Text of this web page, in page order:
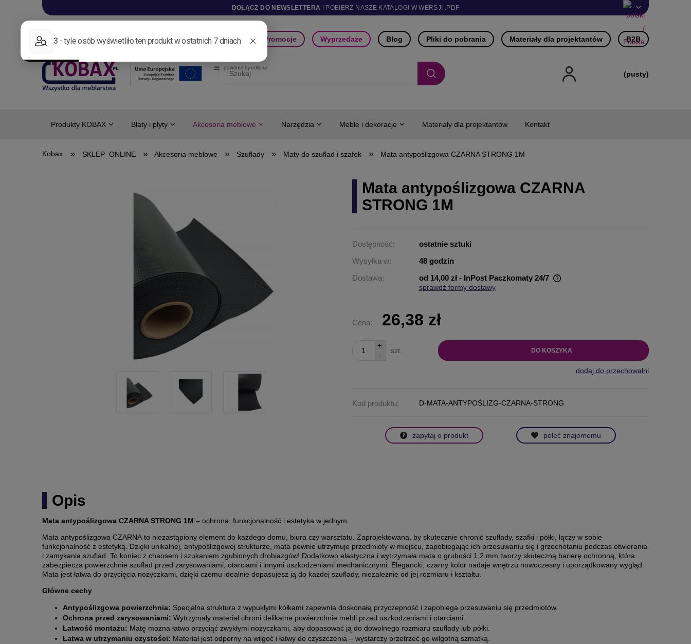
DOŁĄCZ DO NEWSLETTERA I POBIERZ NASZE KATALOGI W WERSJI .PDF
Aktualności Nowości Promocje Wyprzedaże Blog Pliki do pobrania Materiały dla projektantów B2B
(pusty)
Produkty KOBAX Blaty i płyty Akcesoria meblowe Narzędzia Meble i dekoracje Materiały dla projektantów Kontakt
» SKLEP_ONLINE » Akcesoria meblowe » Szuflady » Maty do szuflad i szafek » Mata antypoślizgowa CZARNA STRONG 1M
Mata antypoślizgowa CZARNA
STRONG 1M
Dostępność:
ostatnie sztuki
Wysyłka w:
48 godzin
Dostawa:
od 14,00 zł - InPost Paczkomaty 24/7
sprawdź formy dostawy
Cena: 26,38 zł
-
+
szt. DO KOSZYKA
dodaj do przechowalni
Kod produktu: D-MATA-ANTYPOŚLIZG-CZARNA-STRONG
zapytaj o produkt poleć znajomemu
Opis
Mata antypoślizgowa CZARNA STRONG 1M – ochrona, funkcjonalność i estetyka w jednym.
Mata antypoślizgowa CZARNA to niezastąpiony element do każdego domu, biura czy warsztatu. Zaprojektowana, by skutecznie chronić szuflady, szafki i półki, łączy w sobie
funkcjonalność z estetyką. Dzięki unikalnej, antypoślizgowej strukturze, mata pewnie utrzymuje przedmioty w miejscu, zapobiegając ich przesuwaniu się i grzechotaniu podczas otwierania
i zamykania szuflad. To koniec z chaosem i szukaniem zgubionych drobiazgów! Dodatkowo elastyczna i wytrzymała mata o grubości 1,2 mm tworzy skuteczną barierę ochronną, która
zabezpiecza powierzchnie szuflad przed zarysowaniami, otarciami i innymi uszkodzeniami mechanicznymi. Elegancki, czarny kolor nadaje wnętrzu nowoczesny i uporządkowany wygląd.
Mata jest łatwa do przycięcia nożyczkami, dzięki czemu idealnie dopasujesz ją do każdej szuflady, niezależnie od jej rozmiaru i kształtu.
Główne cechy
Antypoślizgowa powierzchnia: Specjalna struktura z wypukłymi kółkami zapewnia doskonałą przyczepność i zapobiega przesuwaniu się przedmiotów.
Ochrona przed zarysowaniami: Wytrzymały materiał chroni delikatne powierzchnie mebli przed uszkodzeniami i otarciami.
Łatwość montażu: Matę można łatwo przyciąć zwykłymi nożyczkami, aby dopasować ją do dowolnego rozmiaru szuflady lub półki.
Łatwa w utrzymaniu czystości: Materiał jest odporny na wilgoć i łatwy do czyszczenia – wystarczy przetrzeć go wilgotną szmatką.